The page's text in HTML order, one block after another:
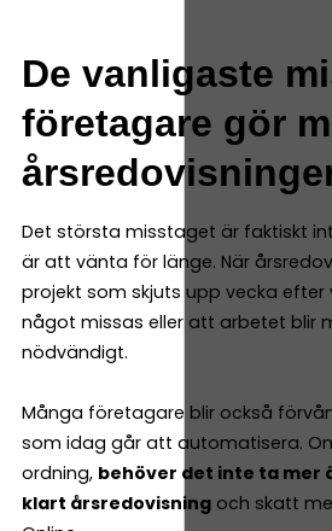
De vanligaste
företagare gör
Det största misstaget är faktiskt
är att vänta för länge. När
projekt som skjuts upp vecka efter
något missas eller att arbetet blir
nödvändigt.
Många företagare blir också
som idag går att automatisera.
ordning, behöver det inte ta mer
klart årsredovisning och skatt